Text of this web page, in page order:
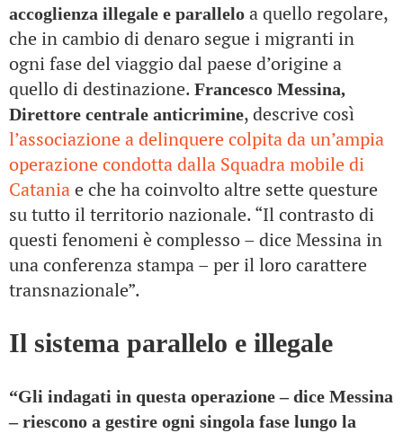
accoglienza illegale e parallelo a quello regolare,
che in cambio di denaro segue i migranti in
ogni fase del viaggio dal paese d’origine a
quello di destinazione. Francesco Messina,
Direttore centrale anticrimine, descrive così
l’associazione a delinquere colpita da un’ampia
operazione condotta dalla Squadra mobile di
Cataniae che ha coinvolto altre sette questure
su tutto il territorio nazionale. “Il contrasto di
questi fenomeni è complesso – dice Messina in
una conferenza stampa – per il loro carattere
transnazionale”.
Il sistema parallelo e illegale
“Gli indagati in questa operazione – dice Messina
– riescono a gestire ogni singola fase lungo la